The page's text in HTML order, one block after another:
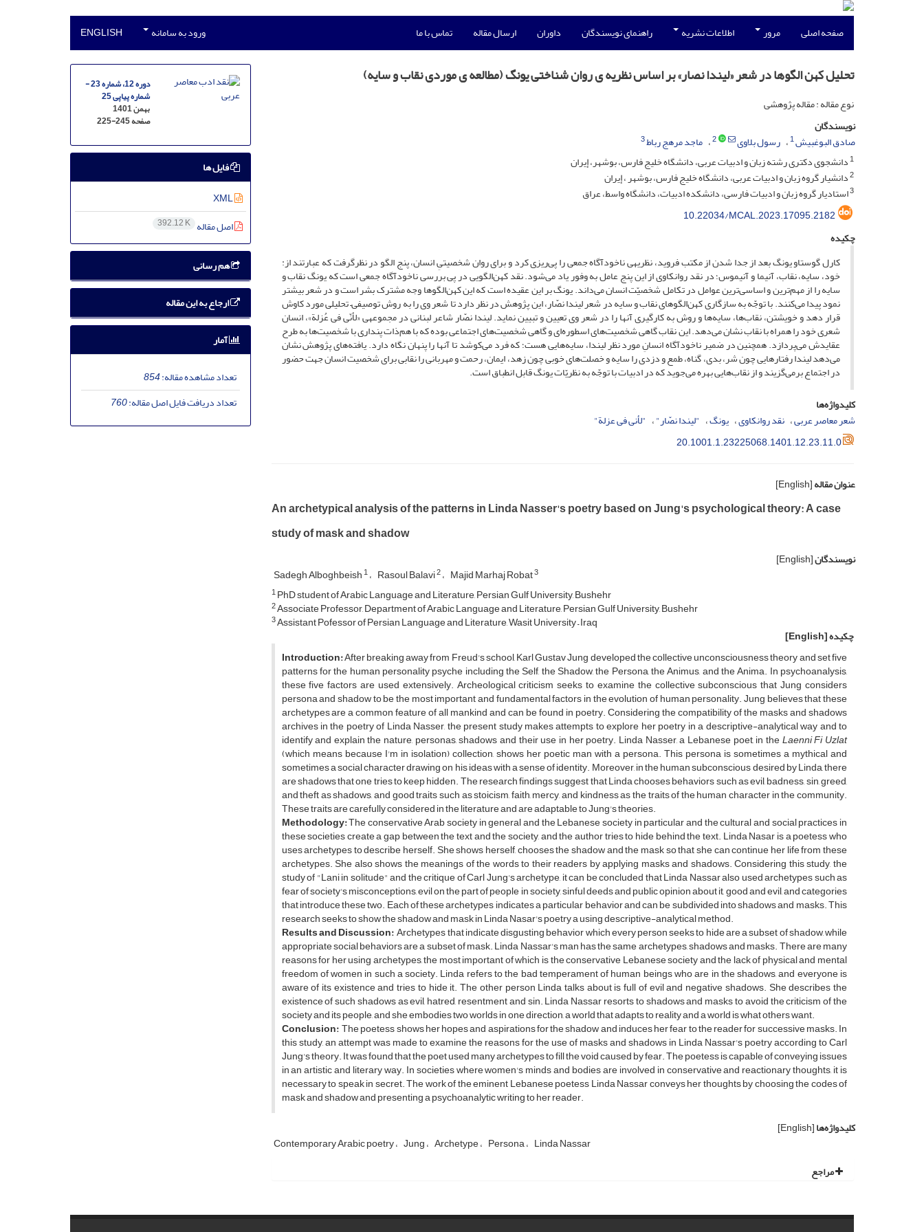
صفحه اصلی مرور اطلاعات نشریه راهنمای نویسندگان داوران ارسال مقاله تماس با ما ورود به سامانه ENGLISH
تحلیل کهن الگوها در شعر «لیندا نصار» بر اساس نظریه ی روان شناختی یونگ (مطالعه ی موردی نقاب و سایه)
نوع مقاله : مقاله پژوهشی
نویسندگان
صادق البوغبیش1 رسول بلاوی 2 ماجد مرهج رباط3
1دانشجوی دکتری رشته زبان و ادبیات عربی، دانشگاه خلیج فارس، بوشهر، إیران
2دانشیار گروه زبان و ادبیات عربی، دانشگاه خلیج فارس، بوشهر ، إیران
3استادیار گروه زبان و ادبیات فارسی، دانشکده ادبیات، دانشگاه واسط، عراق
10.22034/MCAL.2023.17095.2182
چکیده
کارل گوستاو یونگ بعد از جدا شدن از مکتب فروید، نظریه­ی ناخودآگاه جمعی را پی‌ریزی کرد و برای روان شخصیتیِ انسان، پنج الگو در نظر­گرفت که عبارتند از:
خود، سایه، نقاب، آنیما و آنیموس؛ در نقد روانکاوی از این پنج عامل به وفور یاد می‌شود. نقد کهن‌الگویی در پی بررسی ناخودآگاه جمعی است که یونگ نقاب و
سایه را از مهم‌ترین و اساسی‌ترین عوامل در تکامل شخصیّت انسان می‌داند. یونگ بر این عقیده است که این کهن‌الگوها وجه مشترک بشر است و در شعر بیشتر
نمود پیدا می‌کنند. با توجّه به سازگاری کهن‌الگوهای نقاب و سایه در شعر لیندا نصّار، این پژوهش در نظر دارد تا شعر وی را به روش توصیفی– تحلیلی مورد کاوش
قرار دهد و خویشتن، نقاب‌ها، سایه‌ها و روش به کارگیری آنها را در شعر وی تعیین و تبیین نماید. لیندا نصّار شاعر لبنانی در مجموعه­ی «لأنّی فی عُزلة»، انسان
شعری خود را همراه با نقاب نشان می‌دهد. این نقاب گاهی شخصیت‌های اسطوره‌ای و گاهی شخصیت‌های اجتماعی بوده که با هم‌ذات پنداری با شخصیت‌ها به طرح
عقایدش می‌پردازد. همچنین در ضمیر ناخودآگاه انسانِ مورد نظر لیندا، سایه‌هایی هست؛ که فرد می‌کوشد تا آنها را پنهان نگاه دارد. یافته‌های پژوهش نشان
می‌دهد لیندا رفتارهایی چون شر، بدی، گناه، طمع و دزدی را سایه و خصلت‌های خوبی چون زهد، ایمان، رحمت و مهربانی را نقابی برای شخصیت انسان جهت حضور
در اجتماع برمی‌گزیند و از نقاب‌هایی بهره می‌جوید که در ادبیات با توجّه به نظریّات یونگ قابل انطباق است.
کلیدواژه‌ها
شعر معاصر عربی نقد روانکاوی یونگ "لیندا نصّار"
"لأنی فی عزلة"
20.1001.1.23225068.1401.12.23.11.0
عنوان مقاله[English]
An archetypical analysis of the patterns in Linda Nasser's poetry based on Jung's psychological theory: A case
study of mask and shadow
نویسندگان[English]
Sadegh Alboghbeish1 Rasoul Balavi2 Majid Marhaj Robat3
1PhD student of Arabic Language and Literature, Persian Gulf University, Bushehr
2Associate Professor, Department of Arabic Language and Literature, Persian Gulf University, Bushehr
3Assistant Pofessor of Persian Language and Literature, Wasit University – Iraq
چکیده[English]
Introduction:After breaking away from Freud's school, Karl Gustav Jung developed the collective unconsciousness theory and set five
patterns for the human personality psyche including the Self, the Shadow, the Persona, the Animus, and the Anima. In psychoanalysis,
these five factors are used extensively. Archeological criticism seeks to examine the collective subconscious that Jung considers
persona and shadow to be the most important and fundamental factors in the evolution of human personality. Jung believes that these
archetypes are a common feature of all mankind and can be found in poetry. Considering the compatibility of the masks and shadows
archives in the poetry of Linda Nasser, the present study makes attempts to explore her poetry in a descriptive-analytical way and to
identify and explain the nature, personas, shadows and their use in her poetry. Linda Nasser, a Lebanese poet, in theLaenni Fi Uzlat
(which means because I'm in isolation) collection, shows her poetic man with a persona. This persona is sometimes a mythical and
sometimes a social character drawing on his ideas with a sense of identity. Moreover, in the human subconscious desired by Linda, there
are shadows that one tries to keep hidden. The research findings suggest that Linda chooses behaviors such as evil, badness, sin, greed,
and theft as shadows, and good traits such as stoicism, faith, mercy, and kindness as the traits of the human character in the community.
These traits are carefully considered in the literature and are adaptable to Jung's theories.
Methodology:The conservative Arab society in general and the Lebanese society in particular and the cultural and social practices in
these societies create a gap between the text and the society, and the author tries to hide behind the text. Linda Nasar is a poetess who
uses archetypes to describe herself. She shows herself, chooses the shadow and the mask so that she can continue her life from these
archetypes. She also shows the meanings of the words to their readers by applying masks and shadows. Considering this study, the
study of "Lani in solitude" and the critique of Carl Jung's archetype, it can be concluded that Linda Nassar also used archetypes such as
fear of society's misconceptions, evil on the part of people in society, sinful deeds and public opinion about it, good and evil, and categories
that introduce these two. Each of these archetypes indicates a particular behavior and can be subdivided into shadows and masks. This
research seeks to show the shadow and mask in Linda Nasar's poetry a using descriptive-analytical method.
Results and Discussion:Archetypes that indicate disgusting behavior which every person seeks to hide are a subset of shadow, while
appropriate social behaviors are a subset of mask. Linda Nassar's man has the same archetypes, shadows and masks. There are many
reasons for her using archetypes, the most important of which is the conservative Lebanese society and the lack of physical and mental
freedom of women in such a society. Linda refers to the bad temperament of human beings who are in the shadows, and everyone is
aware of its existence and tries to hide it. The other person Linda talks about is full of evil and negative shadows. She describes the
existence of such shadows as evil, hatred, resentment and sin. Linda Nassar resorts to shadows and masks to avoid the criticism of the
society and its people, and she embodies two worlds in one direction, a world that adapts to reality and a world is what others want.
Conclusion:The poetess shows her hopes and aspirations for the shadow and induces her fear to the reader for successive masks. In
this study, an attempt was made to examine the reasons for the use of masks and shadows in Linda Nassar's poetry according to Carl
Jung's theory. It was found that the poet used many archetypes to fill the void caused by fear. The poetess is capable of conveying issues
in an artistic and literary way. In societies where women's minds and bodies are involved in conservative and reactionary thoughts, it is
necessary to speak in secret. The work of the eminent Lebanese poetess Linda Nassar conveys her thoughts by choosing the codes of
mask and shadow and presenting a psychoanalytic writing to her reader.
کلیدواژه‌ها[English]
Contemporary Arabic poetry Jung Archetype Persona Linda Nassar
مراجع
دوره 12، شماره 23 -
شماره پیاپی 25
بهمن 1401
صفحه225-245
فایل ها
XML
اصل مقاله 392.12 K
هم رسانی
ارجاع به این مقاله
آمار
تعداد مشاهده مقاله:854
تعداد دریافت فایل اصل مقاله:760